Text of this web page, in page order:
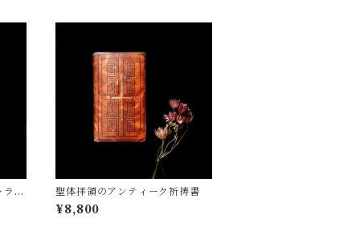
ラリ
聖体拝領のアンティーク祈祷書
¥8,800